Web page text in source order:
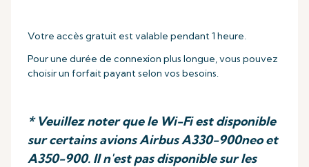
Votre accès gratuit est valable pendant 1 heure.
Pour une durée de connexion plus longue, vous pouvez
choisir un forfait payant selon vos besoins.
* Veuillez noter que le Wi-Fi est disponible
sur certains avions Airbus A330-900neo et
A350-900. Il n'est pas disponible sur les